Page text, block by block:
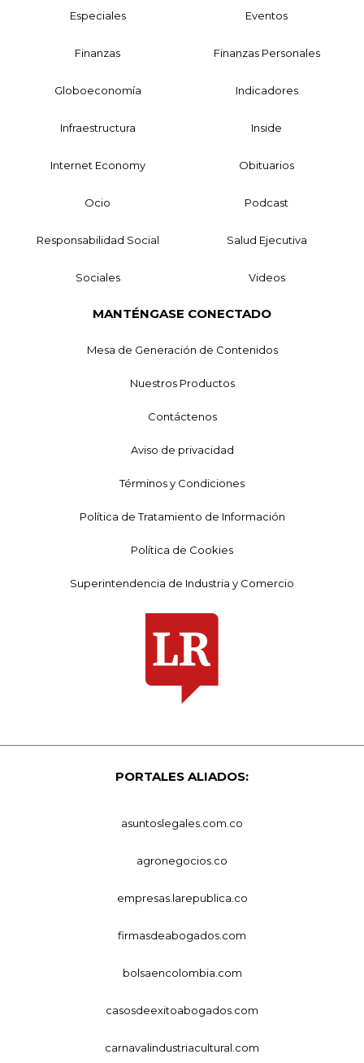
Especiales Eventos
Finanzas Finanzas Personales
Globoeconomía Indicadores
Infraestructura Inside
Internet Economy Obituarios
Ocio Podcast
Responsabilidad Social Salud Ejecutiva
Sociales Videos
MANTÉNGASE CONECTADO
Mesa de Generación de Contenidos
Nuestros Productos
Contáctenos
Aviso de privacidad
Términos y Condiciones
Política de Tratamiento de Información
Política de Cookies
Superintendencia de Industria y Comercio
PORTALES ALIADOS:
asuntoslegales.com.co
agronegocios.co
empresas.larepublica.co
firmasdeabogados.com
bolsaencolombia.com
casosdeexitoabogados.com
carnavalindustriacultural.com